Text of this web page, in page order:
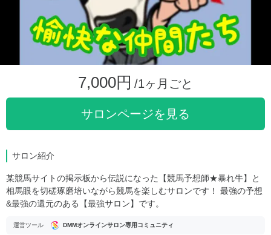
7,000円 /1ヶ月ごと
サロンページを見る
サロン紹介
某競馬サイトの掲示板から伝説になった【競馬予想師★暴れ牛】と
相馬眼を切磋琢磨培いながら競馬を楽しむサロンです！ 最強の予想
&最強の還元のある【最強サロン】です。
運営ツール DMMオンラインサロン専用コミュニティ